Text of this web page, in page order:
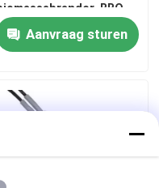
BBQ-
110V/120V 120W
Aanvraag sturen